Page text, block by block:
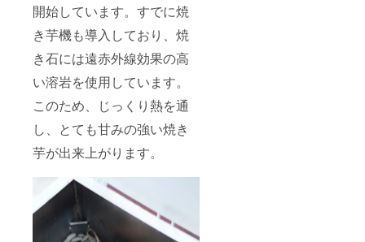
開始しています。すでに焼
き芋機も導入しており、焼
き石には遠赤外線効果の高
い溶岩を使用しています。
このため、じっくり熱を通
し、とても甘みの強い焼き
芋が出来上がります。